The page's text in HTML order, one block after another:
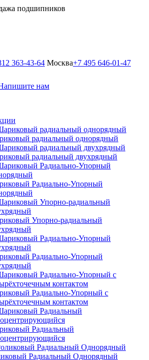
подшипников
363-43-64 Москва+7 495 646-01-47
нам
радиальный однорядный
радиальный двухрядный
Радиально-Упорный
Упорно-радиальный
Радиально-Упорный
Радиально-Упорный с
контактом
Радиальный
Радиальный Однорядный